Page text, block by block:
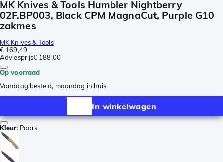
MK Knives & Tools Humbler Nightberry
02F.BP003, Black CPM MagnaCut, Purple G10
zakmes
MK Knives & Tools
€ 169,49
Adviesprijs€ 188,00
Op voorraad
Vandaag besteld, maandag in huis
In winkelwagen
Kleur: Paars